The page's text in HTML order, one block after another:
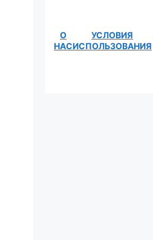
О
НАС
УСЛОВИЯ
ИСПОЛЬЗОВАНИЯ